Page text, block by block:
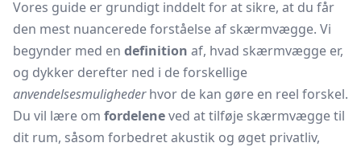
Vores guide er grundigt inddelt for at sikre, at du får
den mest nuancerede forståelse af skærmvægge. Vi
begynder med en definition af, hvad skærmvægge er,
og dykker derefter ned i de forskellige
anvendelsesmulighederhvor de kan gøre en reel forskel.
Du vil lære om fordeleneved at tilføje skærmvægge til
dit rum, såsom forbedret akustik og øget privatliv,